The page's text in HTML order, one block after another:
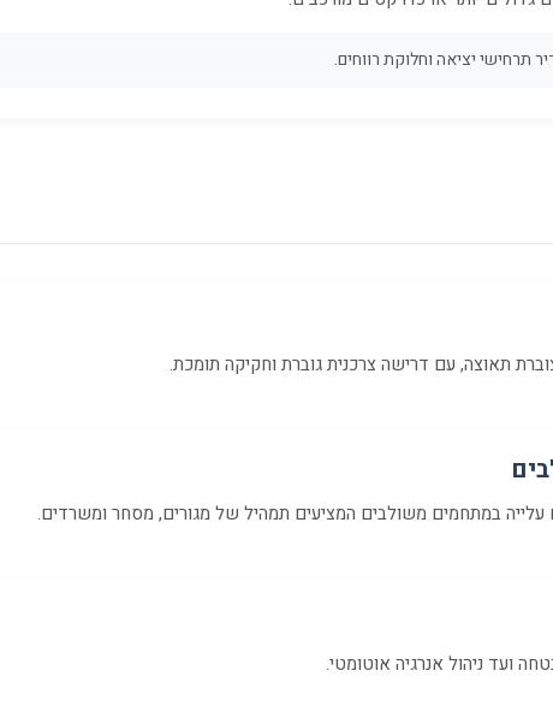
תרחישי יציאה וחלוקת רווחים.
תאוצה, עם דרישה צרכנית גוברת וחקיקה תומכת.
עלייה במתחמים משולבים המציעים תמהיל של מגורים, מסחר ומשרדים.
ועד ניהול אנרגיה אוטומטי.